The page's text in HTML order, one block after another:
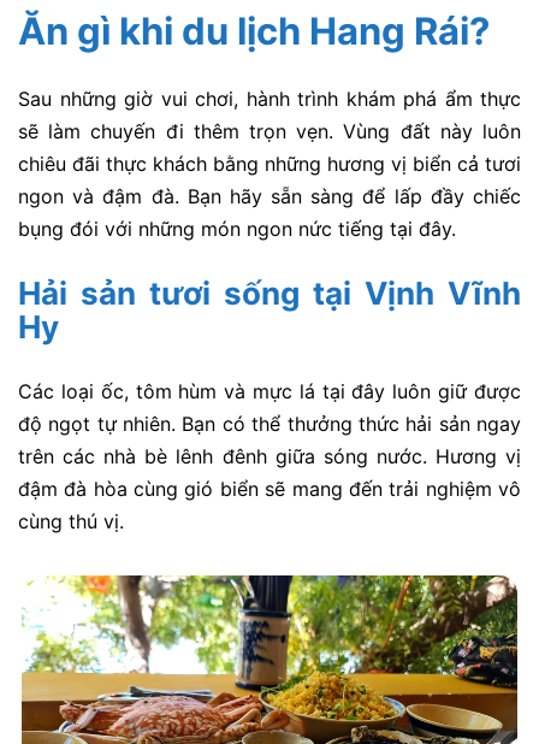
Ăn gì khi du lịch Hang Rái?
Sau những giờ vui chơi, hành trình khám phá ẩm thực
sẽ làm chuyến đi thêm trọn vẹn. Vùng đất này luôn
chiêu đãi thực khách bằng những hương vị biển cả tươi
ngon và đậm đà. Bạn hãy sẵn sàng để lấp đầy chiếc
bụng đói với những món ngon nức tiếng tại đây.
Hải sản tươi sống tại Vịnh Vĩnh
Hy
Các loại ốc, tôm hùm và mực lá tại đây luôn giữ được
độ ngọt tự nhiên. Bạn có thể thưởng thức hải sản ngay
trên các nhà bè lênh đênh giữa sóng nước. Hương vị
đậm đà hòa cùng gió biển sẽ mang đến trải nghiệm vô
cùng thú vị.